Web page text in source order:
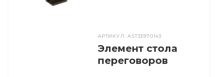
АРТИКУЛ: AST33970143
Элемент стола
переговоров